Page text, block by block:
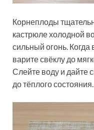
Корнеплоды
кастрюле холодной
сильный огонь. Когда
варите свёклу до
Слейте воду и дайте
до тёплого состояния.